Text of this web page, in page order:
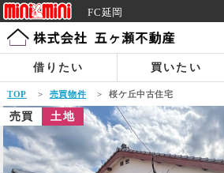
FC延岡
借りたい 買いたい
TOP > 売買物件 > 桜ケ丘中古住宅
売買 土地